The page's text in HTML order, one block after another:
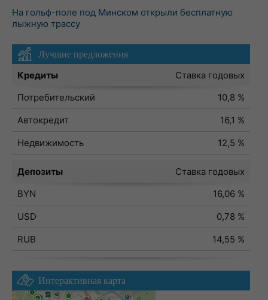
На гольф-поле под Минском открыли бесплатную
лыжную трассу
Лучшие предложения
Кредиты
Ставка годовых
Потребительский
10,8 %
Автокредит
16,1 %
Недвижимость
12,5 %
Депозиты
Ставка годовых
BYN
16,06 %
USD
0,78 %
RUB
14,55 %
Интерактивная карта